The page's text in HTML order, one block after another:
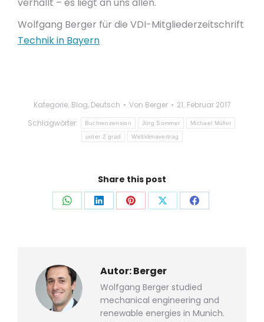
Wolfgang Berger für die VDI-Mitgliederzeitschrift
Technik in Bayern
Kategorie: Blog, Deutsch Von Berger
21. Februar 2017
Schlagwörter:
Buchrenzension Jörg Sommer Michael Müller
unter 2 grad Weltklimavertrag
Share this post
Auf
Auf
Auf
Auf
Auf
Autor:Berger
Wolfgang Berger studied
mechanical engineering and
renewable energies in Munich.